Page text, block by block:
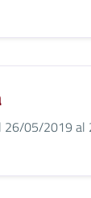
26/05/2019